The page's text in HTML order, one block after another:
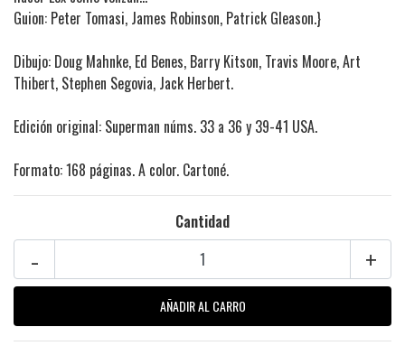
Guion: Peter Tomasi, James Robinson, Patrick Gleason.}
Dibujo: Doug Mahnke, Ed Benes, Barry Kitson, Travis Moore, Art
Thibert, Stephen Segovia, Jack Herbert.
Edición original: Superman núms. 33 a 36 y 39-41 USA.
Formato: 168 páginas. A color. Cartoné.
Cantidad
+
-